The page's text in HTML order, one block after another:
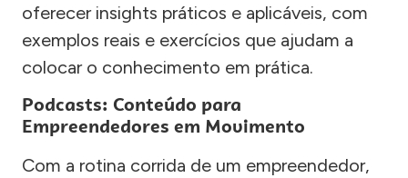
oferecer insights práticos e aplicáveis, com
exemplos reais e exercícios que ajudam a
colocar o conhecimento em prática.
Podcasts: Conteúdo para
Empreendedores em Movimento
Com a rotina corrida de um empreendedor,